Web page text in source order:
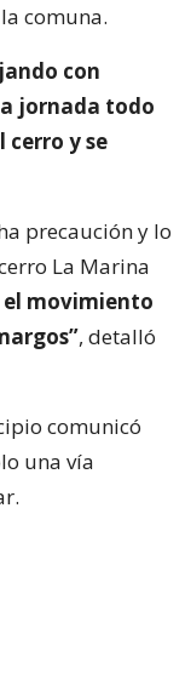
comuna.
con
jornada todo
cerro y se
precaución y lo
La Marina
movimiento
, detalló
comunicó
una vía